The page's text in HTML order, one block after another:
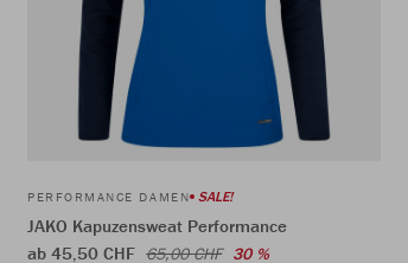
PERFORMANCE DAMEN SALE!
JAKO Kapuzensweat Performance
ab 45,50 CHF 65,00 CHF 30 %